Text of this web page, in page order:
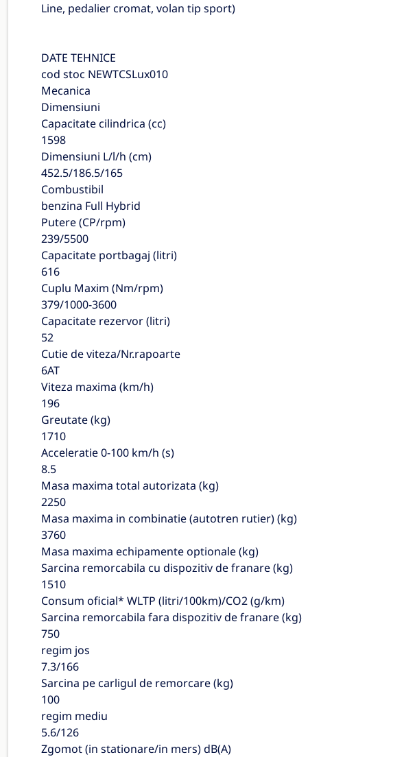
Line, pedalier cromat, volan tip sport)
DATE TEHNICE
cod stoc NEWTCSLux010
Mecanica
Dimensiuni
Capacitate cilindrica (cc)
1598
Dimensiuni L/l/h (cm)
452.5/186.5/165
Combustibil
benzina Full Hybrid
Putere (CP/rpm)
239/5500
Capacitate portbagaj (litri)
616
Cuplu Maxim (Nm/rpm)
379/1000-3600
Capacitate rezervor (litri)
52
Cutie de viteza/Nr.rapoarte
6AT
Viteza maxima (km/h)
196
Greutate (kg)
1710
Acceleratie 0-100 km/h (s)
8.5
Masa maxima total autorizata (kg)
2250
Masa maxima in combinatie (autotren rutier) (kg)
3760
Masa maxima echipamente optionale (kg)
Sarcina remorcabila cu dispozitiv de franare (kg)
1510
Consum oficial* WLTP (litri/100km)/CO2 (g/km)
Sarcina remorcabila fara dispozitiv de franare (kg)
750
regim jos
7.3/166
Sarcina pe carligul de remorcare (kg)
100
regim mediu
5.6/126
Zgomot (in stationare/in mers) dB(A)